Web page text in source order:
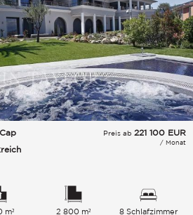
Preis ab 221 100 EUR
/ Monat
m² 2 800 m² 8 Schlafzimmer